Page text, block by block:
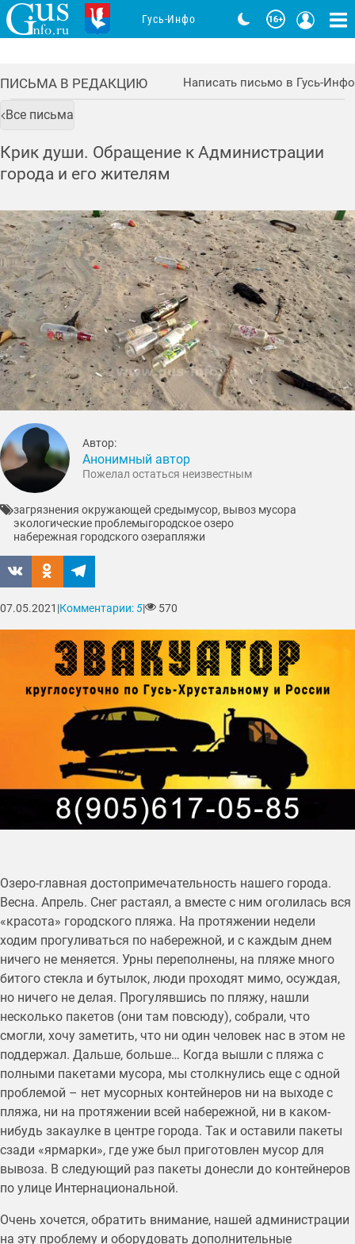
ПИСЬМА В РЕДАКЦИЮ Написать письмо в Гусь-Инфо
Все письма
Крик души. Обращение к Администрации
города и его жителям
Озеро-главная достопримечательность нашего города.
Весна. Апрель. Снег растаял, а вместе с ним оголилась вся
«красота» городского пляжа. На протяжении недели
ходим прогуливаться по набережной, и с каждым днем
ничего не меняется. Урны переполнены, на пляже много
битого стекла и бутылок, люди проходят мимо, осуждая,
но ничего не делая. Прогулявшись по пляжу, нашли
несколько пакетов (они там повсюду), собрали, что
смогли, хочу заметить, что ни один человек нас в этом не
поддержал. Дальше, больше… Когда вышли с пляжа с
полными пакетами мусора, мы столкнулись еще с одной
проблемой – нет мусорных контейнеров ни на выходе с
пляжа, ни на протяжении всей набережной, ни в каком-
нибудь закаулке в центре города. Так и оставили пакеты
сзади «ярмарки», где уже был приготовлен мусор для
вывоза. В следующий раз пакеты донесли до контейнеров
по улице Интернациональной.
Очень хочется, обратить внимание, нашей администрации
на эту проблему и оборудовать дополнительные
Автор:
Анонимный автор
Пожелал остаться неизвестным
загрязнения окружающей средымусор, вывоз мусора
экологические проблемыгородское озеро
набережная городского озерапляжи
07.05.2021 |Комментарии:5| 570
Гусь-Инфо